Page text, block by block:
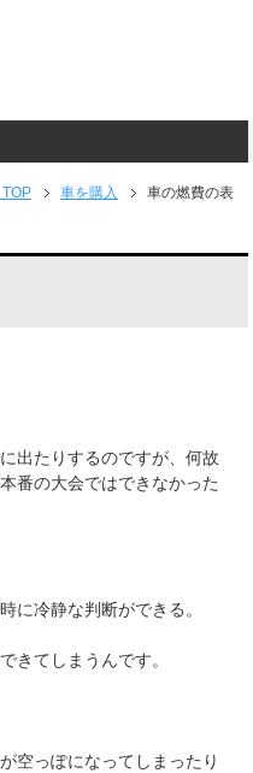
車を購入
車の燃費の表
出たりするのですが、何故
番の大会ではできなかった
に冷静な判断ができる。
きてしまうんです。
空っぽになってしまったり